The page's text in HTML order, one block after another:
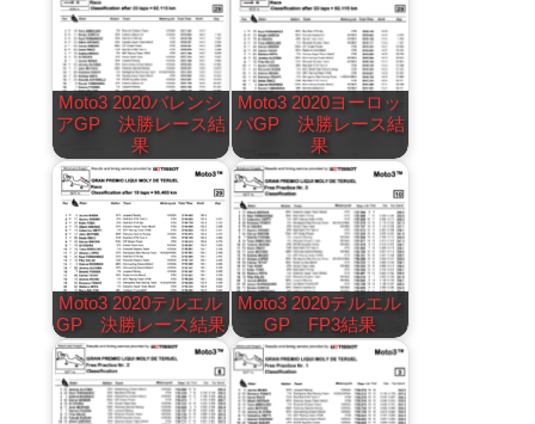
Moto3 2020バレンシ
アGP 決勝レース結
果
Moto3 2020ヨーロッ
パGP 決勝レース結
果
Moto3 2020テルエル
GP 決勝レース結果
Moto3 2020テルエル
GP FP3結果